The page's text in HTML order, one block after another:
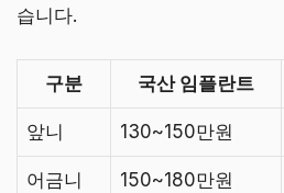
습니다.
구분 국산 임플란트
앞니 130~150만원
어금니 150~180만원